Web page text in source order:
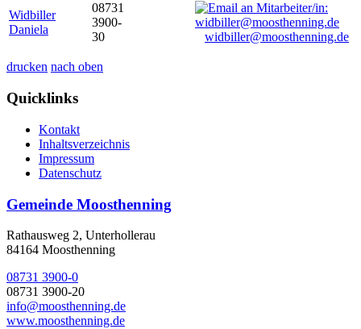
Widbiller
Daniela
08731
3900-
30
widbiller@moosthenning.de
drucken nach oben
Quicklinks
Kontakt
Inhaltsverzeichnis
Impressum
Datenschutz
Gemeinde Moosthenning
Rathausweg 2, Unterhollerau
84164 Moosthenning
08731 3900-0
08731 3900-20
info@moosthenning.de
www.moosthenning.de